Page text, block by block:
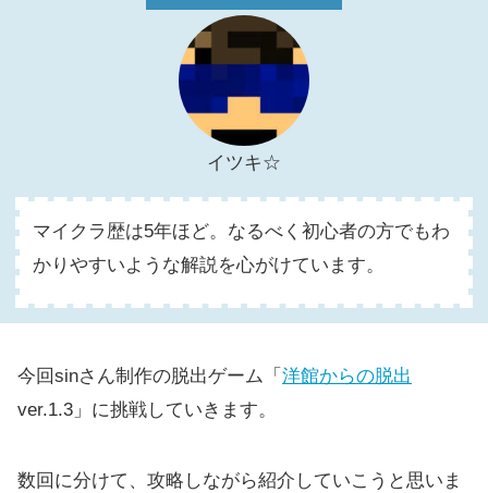
イツキ☆
マイクラ歴は5年ほど。なるべく初心者の方でもわ
かりやすいような解説を心がけています。
今回sinさん制作の脱出ゲーム「 洋館からの脱出
ver.1.3」に挑戦していきます。
数回に分けて、攻略しながら紹介していこうと思いま